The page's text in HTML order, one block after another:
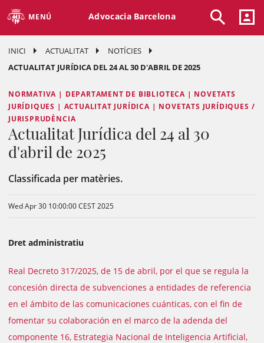
MENÚ Advocacia Barcelona
INICI ACTUALITAT
NOTÍCIES
ACTUALITAT JURÍDICA DEL 24 AL 30 D'ABRIL DE 2025
NORMATIVA | DEPARTAMENT DE BIBLIOTECA | NOVETATS
JURÍDIQUES | ACTUALITAT JURÍDICA | NOVETATS JURÍDIQUES /
JURISPRUDÈNCIA
Actualitat Jurídica del 24 al 30
d'abril de 2025
Classificada per matèries.
Wed Apr 30 10:00:00 CEST 2025
Dret administratiu
Real Decreto 317/2025, de 15 de abril, por el que se regula la
concesión directa de subvenciones a entidades de referencia
en el ámbito de las comunicaciones cuánticas, con el fin de
fomentar su colaboración en el marco de la adenda del
componente 16, Estrategia Nacional de Inteligencia Artificial,